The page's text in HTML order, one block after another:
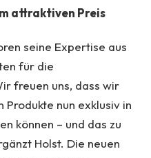
attraktiven Preis
seine Expertise aus
für die
freuen uns, dass wir
nun exklusiv in
können – und das zu
Holst. Die neuen